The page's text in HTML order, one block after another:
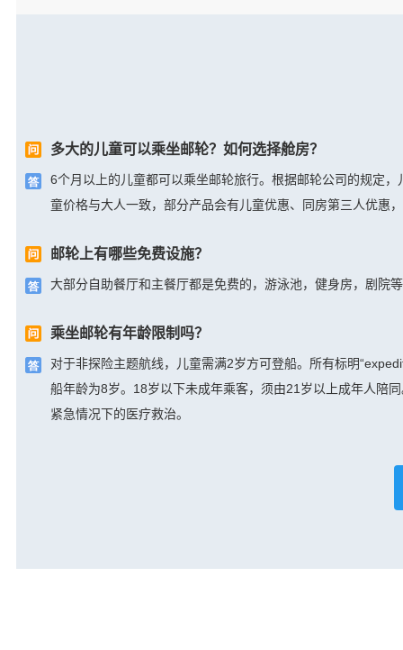
多大的儿童可以乘坐邮轮？如何选择舱房？
6个月以上的儿童都可以乘坐邮轮旅行。根据邮轮公司的规定
童价格与大人一致，部分产品会有儿童优惠、同房第三人优惠
邮轮上有哪些免费设施？
大部分自助餐厅和主餐厅都是免费的，游泳池，健身房，剧院
乘坐邮轮有年龄限制吗？
对于非探险主题航线，儿童需满2岁方可登船。所有标明
船年龄为8岁。18岁以下未成年乘客，须由21岁以上成年人陪
紧急情况下的医疗救治。